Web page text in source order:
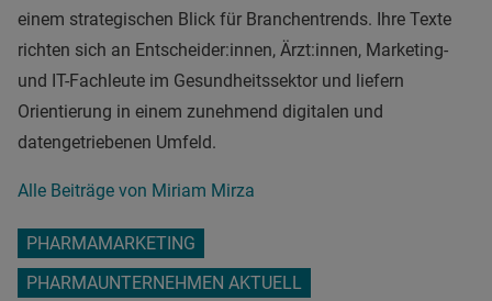
einem strategischen Blick für Branchentrends. Ihre Texte
richten sich an Entscheider:innen, Ärzt:innen, Marketing-
und IT-Fachleute im Gesundheitssektor und liefern
Orientierung in einem zunehmend digitalen und
datengetriebenen Umfeld.
Alle Beiträge von Miriam Mirza
PHARMAMARKETING
PHARMAUNTERNEHMEN AKTUELL